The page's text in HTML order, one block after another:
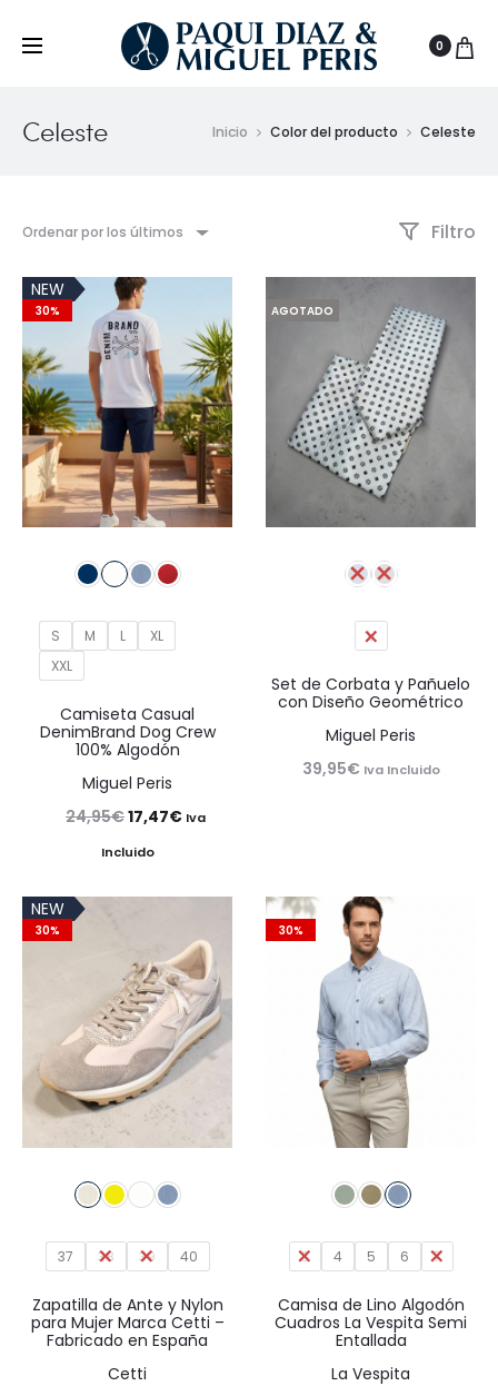
0
Celeste Inicio Color del producto Celeste
Ordenar por los últimos Filtro
NEW
30%
S M L
XL
XXL
Camiseta Casual
DenimBrand Dog Crew
100% Algodón
Miguel Peris
24,95€El
precio
24,95€.
17,47€El
17,47€.
Iva
Incluido
AGOTADO
U
Set de Corbata y Pañuelo
con Diseño Geométrico
Miguel Peris
39,95€ Iva Incluido
NEW
30%
37 38 39 40
Zapatilla de Ante y Nylon
para Mujer Marca Cetti –
Fabricado en España
Cetti
30%
3 4 5 6 7
Camisa de Lino Algodón
Cuadros La Vespita Semi
Entallada
La Vespita